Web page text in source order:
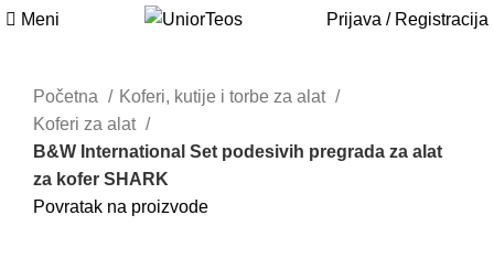
Meni Prijava / Registracija
Početna
Koferi, kutije i torbe za alat
Koferi za alat
B&W International Set podesivih pregrada za alat
za kofer SHARK
Povratak na proizvode